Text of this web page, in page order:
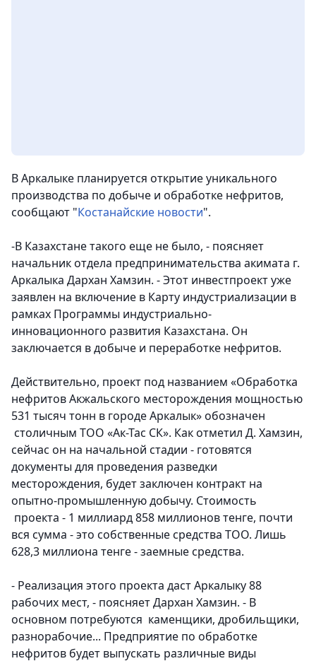
В Аркалыке планируется открытие уникального
производства по добыче и обработке нефритов,
сообщают "Костанайские новости".
-В Казахстане такого еще не было, - поясняет
начальник отдела предпринимательства акимата г.
Аркалыка Дархан Хамзин. - Этот инвестпроект уже
заявлен на включение в Карту индустриализации в
рамках Программы индустриально-
инновационного развития Казахстана. Он
заключается в добыче и переработке нефритов.
Действительно, проект под названием «Обработка
нефритов Акжальского месторождения мощностью
531 тысяч тонн в городе Аркалык» обозначен
столичным ТОО «Ак-Тас СК». Как отметил Д. Хамзин,
сейчас он на начальной стадии - готовятся
документы для проведения разведки
месторождения, будет заключен контракт на
опытно-промышленную добычу. Стоимость
проекта - 1 миллиард 858 миллионов тенге, почти
вся сумма - это собственные средства ТОО. Лишь
628,3 миллиона тенге - заемные средства.
- Реализация этого проекта даст Аркалыку 88
рабочих мест, - поясняет Дархан Хамзин. - В
основном потребуются каменщики, дробильщики,
разнорабочие... Предприятие по обработке
нефритов будет выпускать различные виды